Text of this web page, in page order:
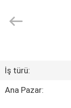
ÜRÜN:%
Market.
İş türü:
Ana Pazar: